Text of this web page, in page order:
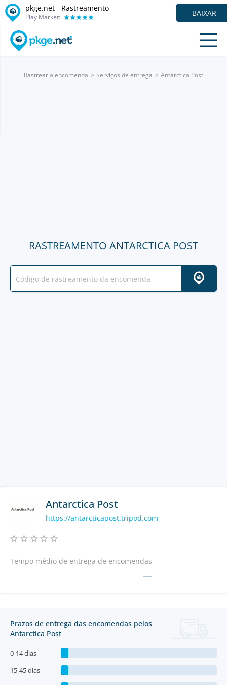
pkge.net - Rastreamento
Play Market: BAIXAR
Rastrear a encomenda Serviços de entrega Antarctica Post
RASTREAMENTO ANTARCTICA POST
Antarctica Post
https://antarcticapost.tripod.com
Tempo médio de entrega de encomendas
—
Prazos de entrega das encomendas pelos
Antarctica Post
0-14 dias
15-45 dias